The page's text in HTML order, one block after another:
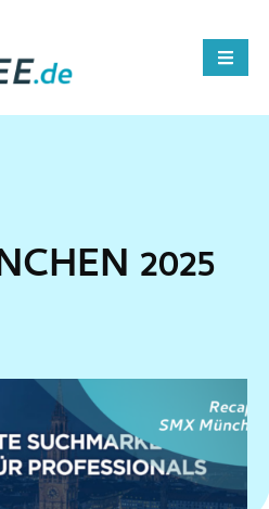
2025